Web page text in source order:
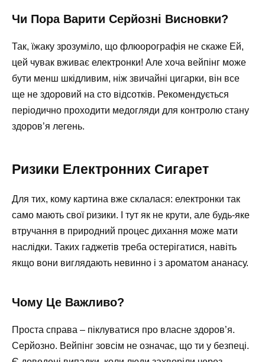
Чи Пора Варити Серйозні Висновки?
Так, їжаку зрозуміло, що флюорографія не скаже Ей,
цей чувак вживає електронки! Але хоча вейпінг може
бути менш шкідливим, ніж звичайні цигарки, він все
ще не здоровий на сто відсотків. Рекомендується
періодично проходити медогляди для контролю стану
здоров’я легень.
Ризики Електронних Сигарет
Для тих, кому картина вже склалася: електронки так
само мають свої ризики. І тут як не крути, але будь-яке
втручання в природний процес дихання може мати
наслідки. Таких гаджетів треба остерігатися, навіть
якщо вони виглядають невинно і з ароматом ананасу.
Чому Це Важливо?
Проста справа – піклуватися про власне здоров’я.
Серйозно. Вейпінг зовсім не означає, що ти у безпеці.